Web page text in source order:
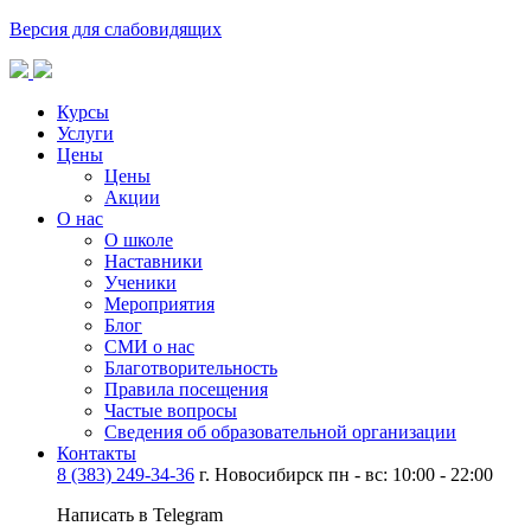
Версия для слабовидящих
Курсы
Услуги
Цены
Цены
Акции
О нас
О школе
Наставники
Ученики
Мероприятия
Блог
СМИ о нас
Благотворительность
Правила посещения
Частые вопросы
Сведения об образовательной организации
Контакты
8 (383) 249-34-36 г. Новосибирск пн - вс: 10:00 - 22:00
Написать в Telegram